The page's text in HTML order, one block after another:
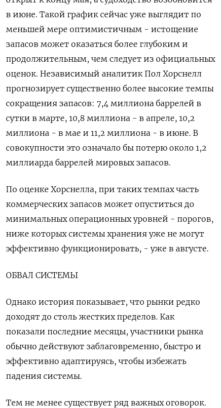
в июне. Такой график сейчас уже выглядит по
меньшей мере оптимистичным - истощение
запасов может оказаться ​более глубоким и
продолжительным, чем следует из официальных
оценок. Независимый ​аналитик Пол Хорснелл
прогнозирует существенно более высокие темпы
‌сокращения запасов: 7,4 миллиона баррелей в
сутки в марте, 10,8 миллиона - в апреле, 10,2
миллиона - в мае и 11,2 миллиона - в июне. В
совокупности это означало бы потерю около 1,2 ​
миллиарда баррелей мировых запасов.
По оценке Хорснелла, при таких темпах часть
коммерческих запасов может опуститься до
минимальных операционных уровней - порогов,
ниже которых системы хранения уже не могут
эффективно функционировать, - уже в августе.
ОБВАЛ СИСТЕМЫ
Однако история показывает, что рынки редко
доходят до столь жестких пределов. Как
показали последние месяцы, участники рынка
обычно действуют заблаговременно, быстро и
эффективно адаптируясь, чтобы избежать
падения системы.
Тем не менее существует ряд важных оговорок.